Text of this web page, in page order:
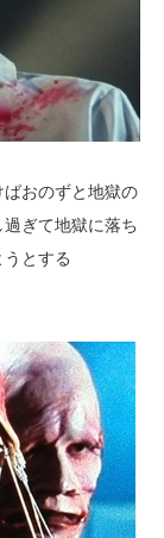
おのずと地獄の
ぎて地獄に落ち
とする